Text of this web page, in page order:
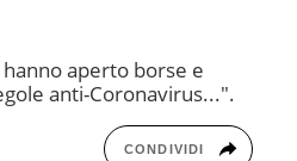
aperto borse e
anti-Coronavirus...".
CONDIVIDI